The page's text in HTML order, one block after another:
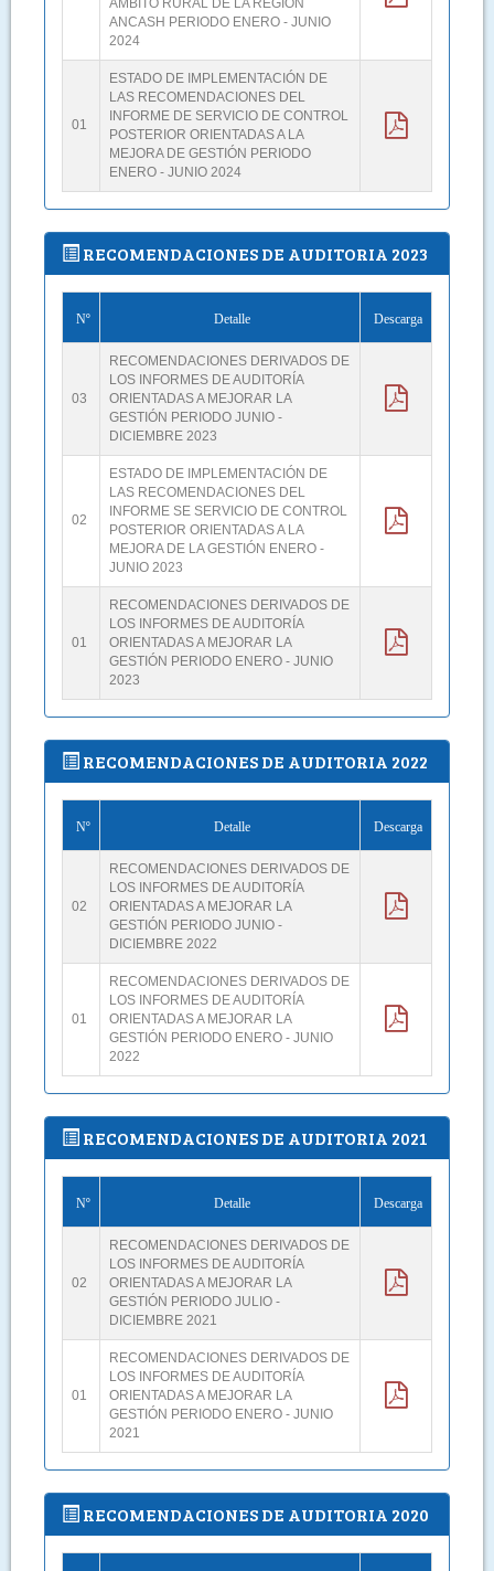
ANCASH PERIODO ENERO - JUNIO
2024
01
ESTADO DE IMPLEMENTACIÓN DE
LAS RECOMENDACIONES DEL
INFORME DE SERVICIO DE CONTROL
POSTERIOR ORIENTADAS A LA
MEJORA DE GESTIÓN PERIODO
ENERO - JUNIO 2024
RECOMENDACIONES DE AUDITORIA 2023
Nº Detalle Descarga
03
RECOMENDACIONES DERIVADOS DE
LOS INFORMES DE AUDITORÍA
ORIENTADAS A MEJORAR LA
GESTIÓN PERIODO JUNIO -
DICIEMBRE 2023
02
ESTADO DE IMPLEMENTACIÓN DE
LAS RECOMENDACIONES DEL
INFORME SE SERVICIO DE CONTROL
POSTERIOR ORIENTADAS A LA
MEJORA DE LA GESTIÓN ENERO -
JUNIO 2023
01
RECOMENDACIONES DERIVADOS DE
LOS INFORMES DE AUDITORÍA
ORIENTADAS A MEJORAR LA
GESTIÓN PERIODO ENERO - JUNIO
2023
RECOMENDACIONES DE AUDITORIA 2022
Nº Detalle Descarga
02
RECOMENDACIONES DERIVADOS DE
LOS INFORMES DE AUDITORÍA
ORIENTADAS A MEJORAR LA
GESTIÓN PERIODO JUNIO -
DICIEMBRE 2022
01
RECOMENDACIONES DERIVADOS DE
LOS INFORMES DE AUDITORÍA
ORIENTADAS A MEJORAR LA
GESTIÓN PERIODO ENERO - JUNIO
2022
RECOMENDACIONES DE AUDITORIA 2021
Nº Detalle Descarga
02
RECOMENDACIONES DERIVADOS DE
LOS INFORMES DE AUDITORÍA
ORIENTADAS A MEJORAR LA
GESTIÓN PERIODO JULIO -
DICIEMBRE 2021
01
RECOMENDACIONES DERIVADOS DE
LOS INFORMES DE AUDITORÍA
ORIENTADAS A MEJORAR LA
GESTIÓN PERIODO ENERO - JUNIO
2021
RECOMENDACIONES DE AUDITORIA 2020